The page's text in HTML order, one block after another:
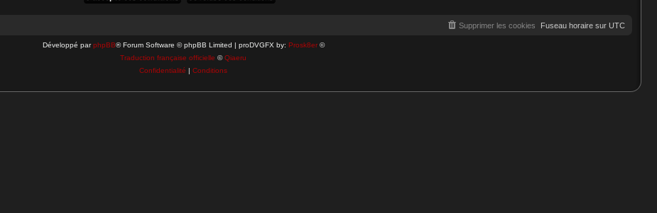
Fuseau horaire sur UTC
Supprimer les cookies
Développé parphpBB® Forum Software © phpBB Limited | proDVGFX by: Prosk8er©
Traduction française officielle ©Qiaeru
Confidentialité | Conditions